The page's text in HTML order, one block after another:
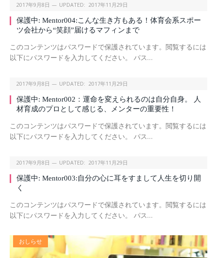
2017年9月8日 UPDATED: 2017年11月29日
保護中: Mentor004:こんな生き方もある！体育会系スポー
ツ会社から“笑顔”届けるマフィンまで
このコンテンツはパスワードで保護されています。閲覧するには
以下にパスワードを入力してください。 パス…
2017年9月8日 UPDATED: 2017年11月29日
保護中: Mentor002：運命を変えられるのは自分自身。 人
材育成のプロとして感じる、メンターの重要性！
このコンテンツはパスワードで保護されています。閲覧するには
以下にパスワードを入力してください。 パス…
2017年9月8日 UPDATED: 2017年11月29日
保護中: Mentor003:自分の心に耳をすまして人生を切り開
く
このコンテンツはパスワードで保護されています。閲覧するには
以下にパスワードを入力してください。 パス…
おしらせ